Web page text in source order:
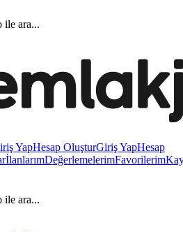
ile ara...
YapHesap OluşturGiriş YapHesap
İlanlarımDeğerlemelerimFavorilerim
ile ara...